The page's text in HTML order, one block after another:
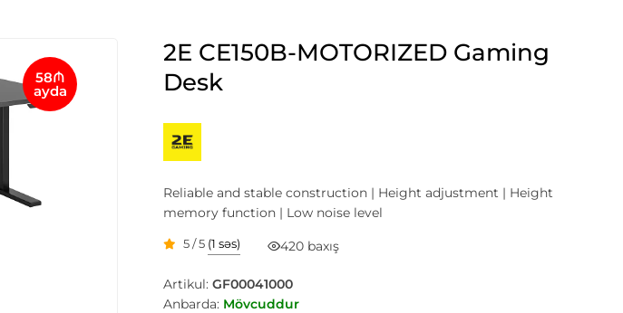
58₼
ayda
2E CE150B-MOTORIZED Gaming
Desk
Reliable and stable construction | Height adjustment | Height
memory function | Low noise level
5 / 5 (1 səs) 420 baxış
Artikul: GF00041000
Anbarda: Mövcuddur